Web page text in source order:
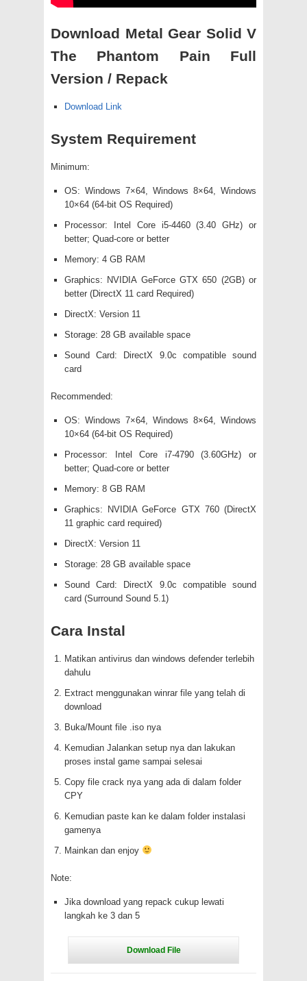
Download Metal Gear Solid V
The Phantom Pain Full
Version / Repack
Download Link
System Requirement
Minimum:
OS: Windows 7×64, Windows 8×64, Windows
10×64 (64-bit OS Required)
Processor: Intel Core i5-4460 (3.40 GHz) or
better; Quad-core or better
Memory: 4 GB RAM
Graphics: NVIDIA GeForce GTX 650 (2GB) or
better (DirectX 11 card Required)
DirectX: Version 11
Storage: 28 GB available space
Sound Card: DirectX 9.0c compatible sound
card
Recommended:
OS: Windows 7×64, Windows 8×64, Windows
10×64 (64-bit OS Required)
Processor: Intel Core i7-4790 (3.60GHz) or
better; Quad-core or better
Memory: 8 GB RAM
Graphics: NVIDIA GeForce GTX 760 (DirectX
11 graphic card required)
DirectX: Version 11
Storage: 28 GB available space
Sound Card: DirectX 9.0c compatible sound
card (Surround Sound 5.1)
Cara Instal
Matikan antivirus dan windows defender terlebih
dahulu
Extract menggunakan winrar file yang telah di
download
Buka/Mount file .iso nya
Kemudian Jalankan setup nya dan lakukan
proses instal game sampai selesai
Copy file crack nya yang ada di dalam folder
CPY
Kemudian paste kan ke dalam folder instalasi
gamenya
Mainkan dan enjoy
Note:
Jika download yang repack cukup lewati
langkah ke 3 dan 5